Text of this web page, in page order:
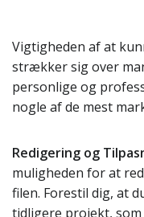
Vigtigheden af at
strækker sig over
personlige og
nogle af de mest
Redigering og
muligheden for at
filen. Forestil dig, at
tidligere projekt,